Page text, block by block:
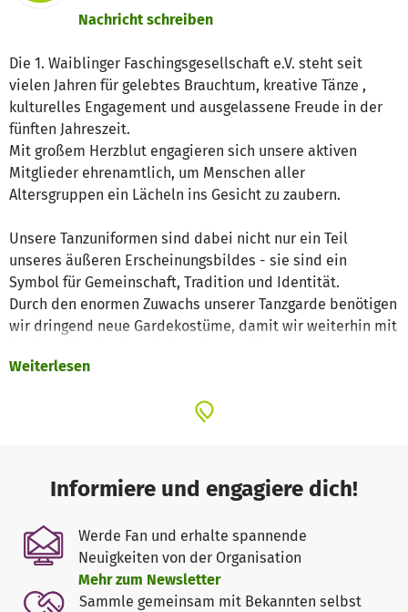
Nachricht schreiben
Die 1. Waiblinger Faschingsgesellschaft e.V. steht seit
vielen Jahren für gelebtes Brauchtum, kreative Tänze ,
kulturelles Engagement und ausgelassene Freude in der
fünften Jahreszeit.
Mit großem Herzblut engagieren sich unsere aktiven
Mitglieder ehrenamtlich, um Menschen aller
Altersgruppen ein Lächeln ins Gesicht zu zaubern.
Unsere Tanzuniformen sind dabei nicht nur ein Teil
unseres äußeren Erscheinungsbildes - sie sind ein
Symbol für Gemeinschaft, Tradition und Identität.
Durch den enormen Zuwachs unserer Tanzgarde benötigen
wir dringend neue Gardekostüme, damit wir weiterhin mit
Weiterlesen
Informiere und engagiere dich!
Werde Fan und erhalte spannende
Neuigkeiten von der Organisation
Mehr zum Newsletter
Sammle gemeinsam mit Bekannten selbst